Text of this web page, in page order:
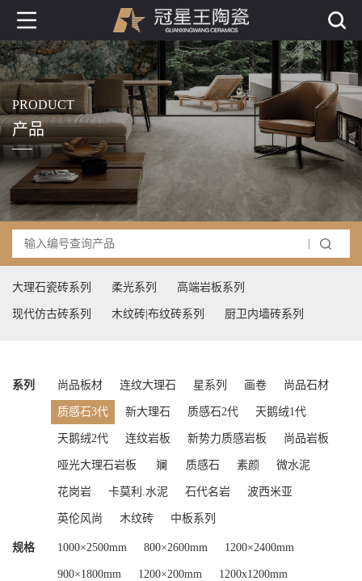
PRODUCT
产品
大理石瓷砖系列 柔光系列 高端岩板系列
现代仿古砖系列 木纹砖|布纹砖系列 厨卫内墙砖系列
系列 尚品板材 连纹大理石 星系列 画卷 尚品石材
质感石3代 新大理石 质感石2代 天鹅绒1代
天鹅绒2代 连纹岩板 新势力质感岩板 尚品岩板
哑光大理石岩板 斓 质感石 素颜 微水泥
花岗岩 卡莫利.水泥 石代名岩 波西米亚
英伦风尚 木纹砖 中板系列
规格 1000×2500mm 800×2600mm 1200×2400mm
900×1800mm 1200×200mm 1200x1200mm